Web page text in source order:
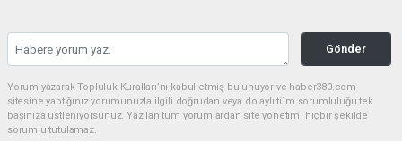
Gönder
Yorum yazarak Topluluk Kuralları’nı kabul etmiş bulunuyor ve haber380.com
sitesine yaptığınız yorumunuzla ilgili doğrudan veya dolaylı tüm sorumluluğu tek
başınıza üstleniyorsunuz. Yazılan tüm yorumlardan site yönetimi hiçbir şekilde
sorumlu tutulamaz.